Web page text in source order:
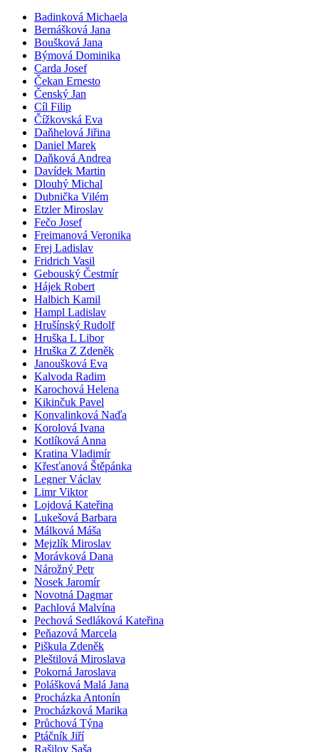
Badinková Michaela
Bernášková Jana
Boušková Jana
Býmová Dominika
Carda Josef
Čekan Ernesto
Čenský Jan
Cíl Filip
Čížkovská Eva
Daňhelová Jiřina
Daniel Marek
Daňková Andrea
Davídek Martin
Dlouhý Michal
Dubnička Vilém
Etzler Miroslav
Fečo Josef
Freimanová Veronika
Frej Ladislav
Fridrich Vasil
Gebouský Čestmír
Hájek Robert
Halbich Kamil
Hampl Ladislav
Hrušínský Rudolf
Hruška L Libor
Hruška Z Zdeněk
Janoušková Eva
Kalvoda Radim
Karochová Helena
Kikinčuk Pavel
Konvalinková Naďa
Korolová Ivana
Kotlíková Anna
Kratina Vladimír
Křesťanová Štěpánka
Legner Václav
Limr Viktor
Lojdová Kateřina
Lukešová Barbara
Málková Máša
Mejzlík Miroslav
Morávková Dana
Nárožný Petr
Nosek Jaromír
Novotná Dagmar
Pachlová Malvína
Pechová Sedláková Kateřina
Peňazová Marcela
Piškula Zdeněk
Pleštilová Miroslava
Pokorná Jaroslava
Polášková Malá Jana
Procházka Antonín
Procházková Marika
Průchová Týna
Ptáčník Jiří
Rašilov Saša